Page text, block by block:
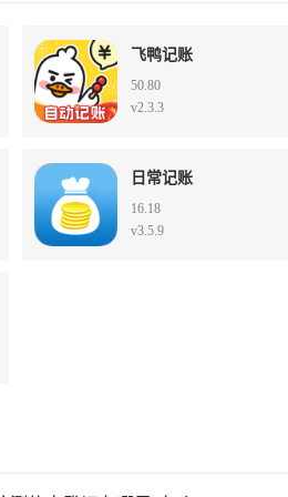
飞鸭记账
50.80
v2.3.3
日常记账
16.18
v3.5.9